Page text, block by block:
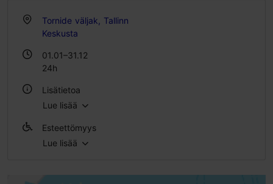
Tornide väljak, Tallinn
Keskusta
01.01–31.12
24h
Lisätietoa
Lue lisää
Esteettömyys
Esteetön pääsy skootterilla
Lue lisää